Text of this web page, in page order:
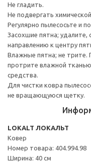
Не гладить.
Не подвергать химической
Регулярно пылесосьте и
Засохшие пятна; удалите,
направлению к центру
Влажные пятна; не
протрите влажной
средства.
Для чистки ковра
не вращающуюся щетку.
LOKALT ЛОКАЛЬТ
Ковер
Номер товара: 404.994.98
Ширина: 40 см